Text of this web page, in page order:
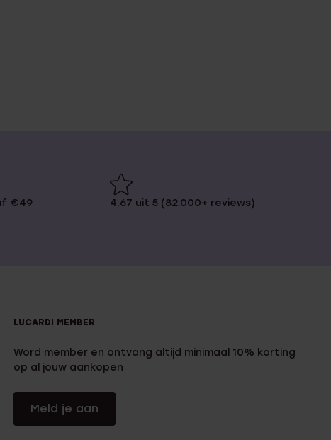
€49 4,67 uit 5 (82.000+ reviews)
LUCARDI MEMBER
Word member en ontvang altijd minimaal 10% korting
op al jouw aankopen
Meld je aan